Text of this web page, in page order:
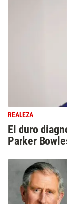
REALEZA
El duro
Parker